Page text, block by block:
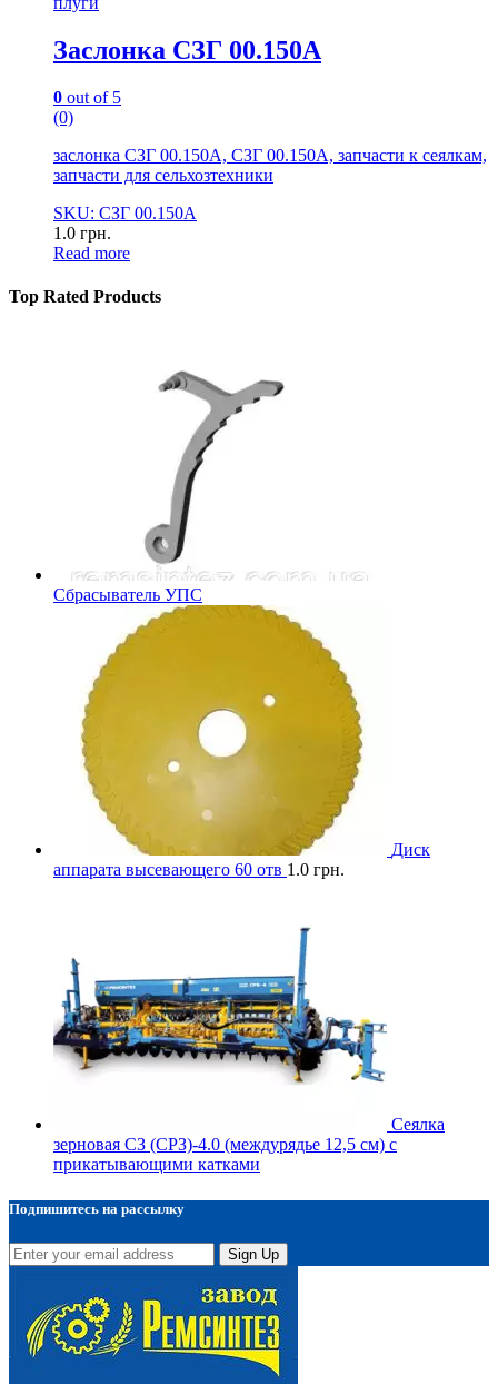
Заслонка СЗГ 00.150А
0 out of 5
(0)
заслонка СЗГ 00.150А, СЗГ 00.150А, запчасти к сеялкам,
запчасти для сельхозтехники
SKU: СЗГ 00.150А
1.0 грн.
Read more
Top Rated Products
Сбрасыватель УПС
Диск
аппарата высевающего 60 отв 1.0 грн.
Сеялка
зерновая СЗ (СРЗ)-4.0 (междурядье 12,5 см) с
прикатывающими катками
Подпишитесь на рассылку
Sign Up